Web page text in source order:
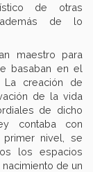
de otras
de lo
maestro para
basaban en el
creación de
de la vida
de dicho
contaba con
primer nivel, se
los espacios
de un